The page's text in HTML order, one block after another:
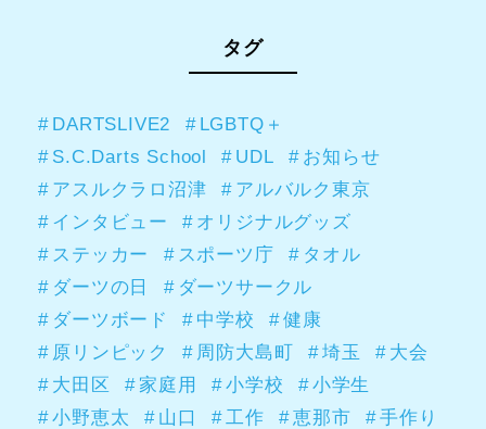
タグ
DARTSLIVE2
LGBTQ＋
S.C.Darts School
UDL
お知らせ
アスルクラロ沼津
アルバルク東京
インタビュー
オリジナルグッズ
ステッカー
スポーツ庁
タオル
ダーツの日
ダーツサークル
ダーツボード
中学校
健康
原リンピック
周防大島町 埼玉
大会
大田区
家庭用 小学校
小学生
小野恵太
山口 工作 恵那市
手作り